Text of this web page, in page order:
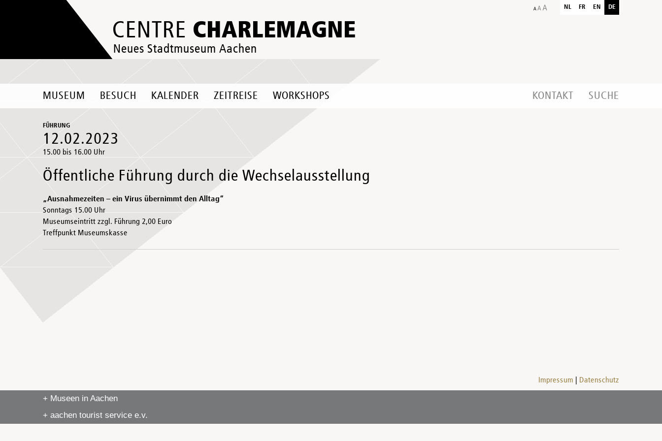
CENTRE CHARLEMAGNE
Neues Stadtmuseum Aachen
NL FR EN DE
MUSEUM BESUCH KALENDER ZEITREISE WORKSHOPS KONTAKT SUCHE
FÜHRUNG
12.02.2023
15.00 bis 16.00 Uhr
Öffentliche Führung durch die Wechselausstellung
„Ausnahmezeiten – ein Virus übernimmt den Alltag“
Sonntags 15.00 Uhr
Museumseintritt zzgl. Führung 2,00 Euro
Treffpunkt Museumskasse
Impressum Datenschutz
+ Museen in Aachen
+ aachen tourist service e.v.